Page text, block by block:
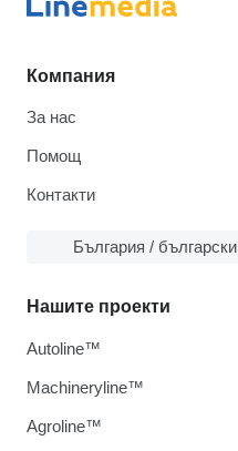
Компания
За нас
Помощ
Контакти
България / български
Нашите проекти
Autoline™
Machineryline™
Agroline™